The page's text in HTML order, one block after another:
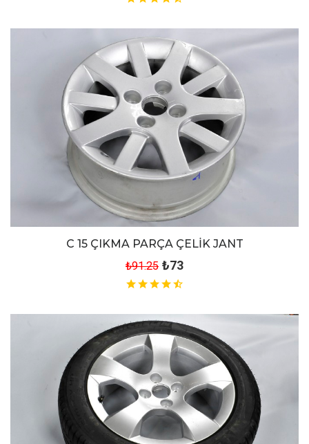
C 15 ÇIKMA PARÇA ÇELİK JANT
₺91.25 ₺73